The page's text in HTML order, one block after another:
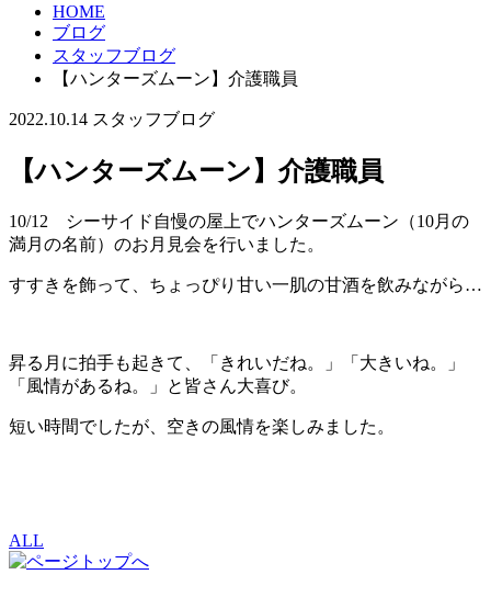
HOME
ブログ
スタッフブログ
【ハンターズムーン】介護職員
2022.10.14 スタッフブログ
【ハンターズムーン】介護職員
10/12 シーサイド自慢の屋上でハンターズムーン（10月の
満月の名前）のお月見会を行いました。
すすきを飾って、ちょっぴり甘い一肌の甘酒を飲みながら…
昇る月に拍手も起きて、「きれいだね。」「大きいね。」
「風情があるね。」と皆さん大喜び。
短い時間でしたが、空きの風情を楽しみました。
ALL